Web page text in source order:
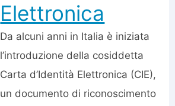
Elettronica
Da alcuni anni in Italia è iniziata
l’introduzione della cosiddetta
Carta d’Identità Elettronica (CIE),
un documento di riconoscimento